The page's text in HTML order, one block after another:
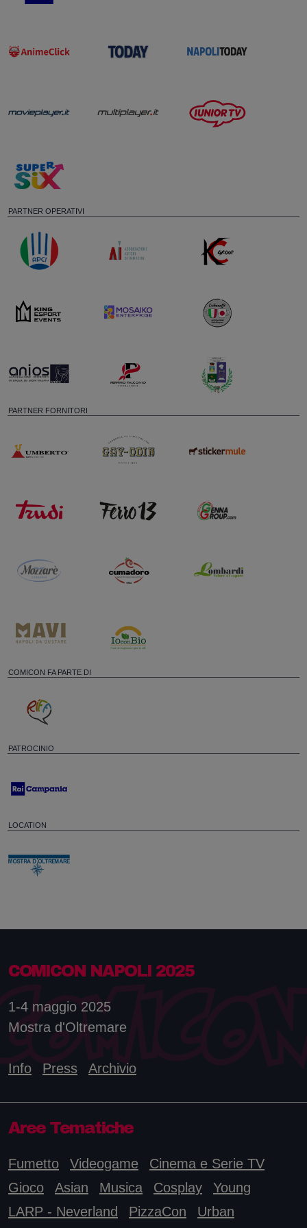
PARTNER OPERATIVI
PARTNER FORNITORI
COMICON FA PARTE DI
PATROCINIO
LOCATION
COMICON NAPOLI 2025
1-4 maggio 2025
Mostra d'Oltremare
Info Press Archivio
Aree Tematiche
Fumetto Videogame
Cinema e Serie TV
Gioco
Asian Musica Cosplay
Young
LARP - Neverland
PizzaCon Urban